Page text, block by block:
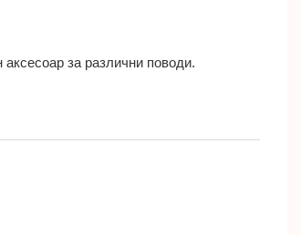
за различни поводи.